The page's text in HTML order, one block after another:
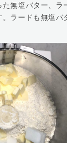
無塩バター、ラ
ラードも無塩バ